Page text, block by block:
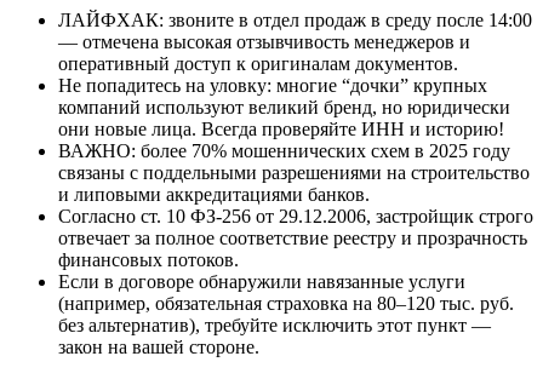
ЛАЙФХАК: звоните в отдел продаж в среду после 14:00
— отмечена высокая отзывчивость менеджеров и
оперативный доступ к оригиналам документов.
Не попадитесь на уловку: многие “дочки” крупных
компаний используют великий бренд, но юридически
они новые лица. Всегда проверяйте ИНН и историю!
ВАЖНО: более 70% мошеннических схем в 2025 году
связаны с поддельными разрешениями на строительство
и липовыми аккредитациями банков.
Согласно ст. 10 ФЗ-256 от 29.12.2006, застройщик строго
отвечает за полное соответствие реестру и прозрачность
финансовых потоков.
Если в договоре обнаружили навязанные услуги
(например, обязательная страховка на 80–120 тыс. руб.
без альтернатив), требуйте исключить этот пункт —
закон на вашей стороне.